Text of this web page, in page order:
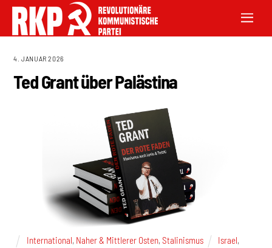
4. JANUAR 2026
Ted Grant über Palästina
International, Naher & Mittlerer Osten, Stalinismus Israel,